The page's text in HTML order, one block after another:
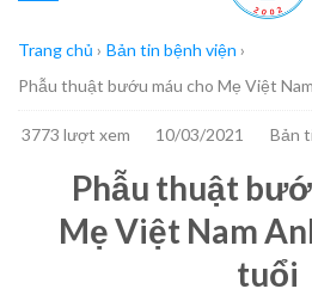
Trang chủ › Bản tin bệnh viện ›
Phẫu thuật bướu máu cho Mẹ Việt
3773 lượt xem 10/03/2021 Bản
Phẫu thuật
Mẹ Việt Nam
tuổi